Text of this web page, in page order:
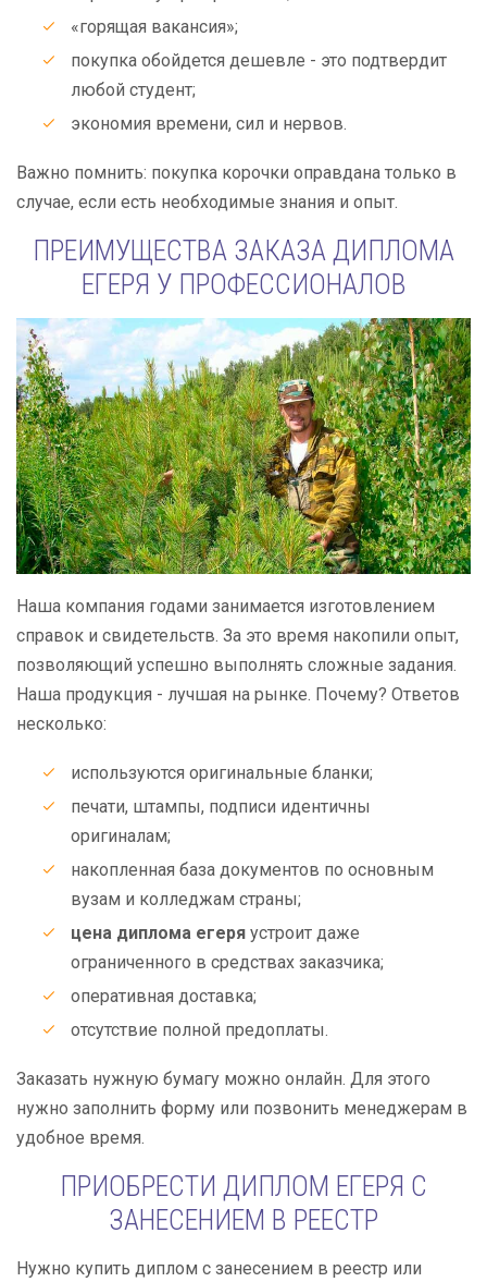
«горящая вакансия»;
покупка обойдется дешевле - это подтвердит
любой студент;
экономия времени, сил и нервов.
Важно помнить: покупка корочки оправдана только в
случае, если есть необходимые знания и опыт.
ПРЕИМУЩЕСТВА ЗАКАЗА ДИПЛОМА
ЕГЕРЯ У ПРОФЕССИОНАЛОВ
Наша компания годами занимается изготовлением
справок и свидетельств. За это время накопили опыт,
позволяющий успешно выполнять сложные задания.
Наша продукция - лучшая на рынке. Почему? Ответов
несколько:
используются оригинальные бланки;
печати, штампы, подписи идентичны
оригиналам;
накопленная база документов по основным
вузам и колледжам страны;
цена диплома егеря устроит даже
ограниченного в средствах заказчика;
оперативная доставка;
отсутствие полной предоплаты.
Заказать нужную бумагу можно онлайн. Для этого
нужно заполнить форму или позвонить менеджерам в
удобное время.
ПРИОБРЕСТИ ДИПЛОМ ЕГЕРЯ С
ЗАНЕСЕНИЕМ В РЕЕСТР
Нужно купить диплом с занесением в реестр или